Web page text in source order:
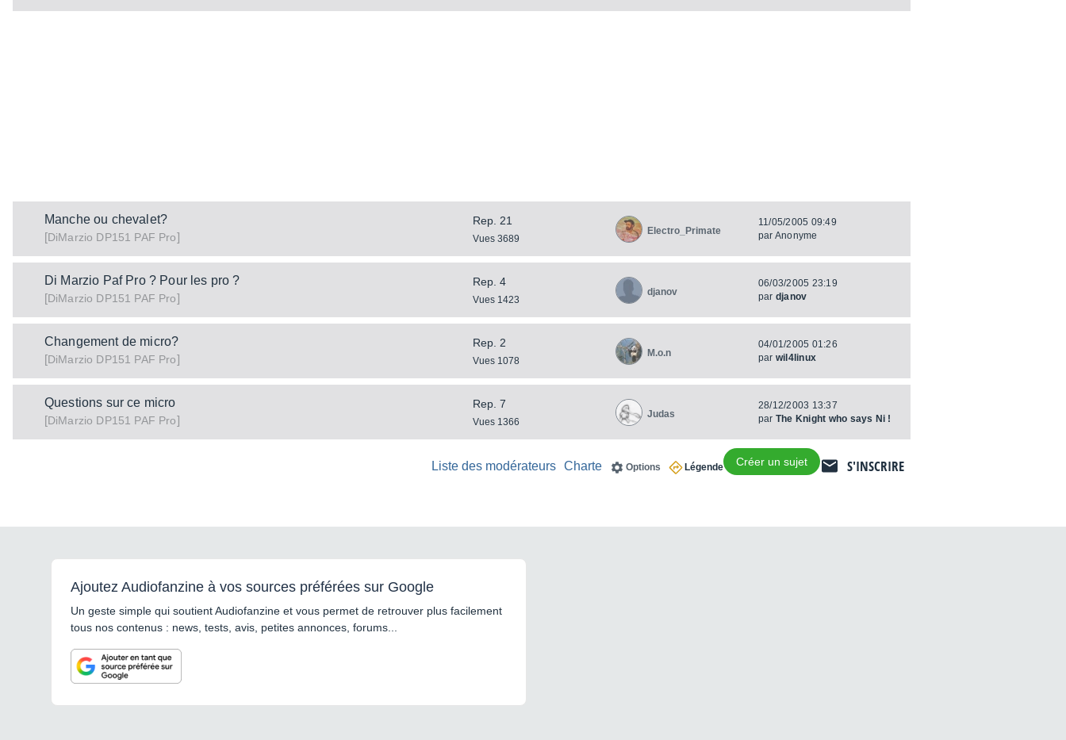
Manche ou chevalet?
[DiMarzio DP151 PAF Pro]
Rep. 21
Vues 3689
Electro_Primate
11/05/2005 09:49
par Anonyme
Di Marzio Paf Pro ? Pour les pro ?
[DiMarzio DP151 PAF Pro]
Rep. 4
Vues 1423
djanov
06/03/2005 23:19
par djanov
Changement de micro?
[DiMarzio DP151 PAF Pro]
Rep. 2
Vues 1078
M.o.n
04/01/2005 01:26
par wil4linux
Questions sur ce micro
[DiMarzio DP151 PAF Pro]
Rep. 7
Vues 1366
Judas
28/12/2003 13:37
par The Knight who says Ni !
S'INSCRIRE
Créer un sujet
Légende
Options
Charte
Liste des modérateurs
Ajoutez Audiofanzine à vos sources préférées sur Google
Un geste simple qui soutient Audiofanzine et vous permet de retrouver plus facilement
tous nos contenus : news, tests, avis, petites annonces, forums...